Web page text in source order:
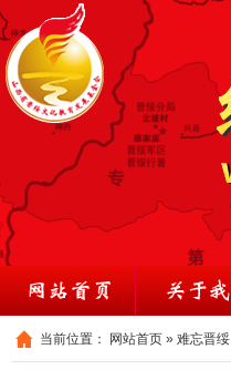
当前位置： 网站首页 » 难忘晋绥